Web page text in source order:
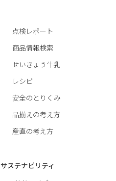
点検レポート
商品情報検索
せいきょう牛乳
レシピ
安全のとりくみ
品揃えの考え方
産直の考え方
サステナビリティ